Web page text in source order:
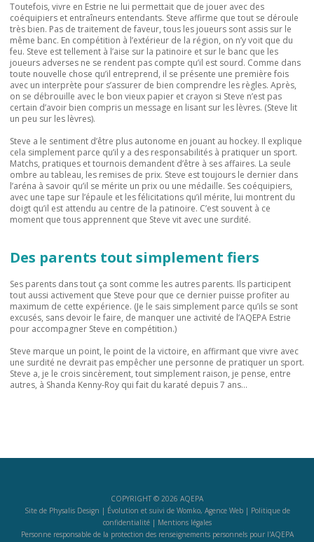
Toutefois, vivre en Estrie ne lui permettait que de jouer avec des
coéquipiers et entraîneurs entendants. Steve affirme que tout se déroule
très bien. Pas de traitement de faveur, tous les joueurs sont assis sur le
même banc. En compétition à l’extérieur de la région, on n’y voit que du
feu. Steve est tellement à l’aise sur la patinoire et sur le banc que les
joueurs adverses ne se rendent pas compte qu’il est sourd. Comme dans
toute nouvelle chose qu’il entreprend, il se présente une première fois
avec un interprète pour s’assurer de bien comprendre les règles. Après,
on se débrouille avec le bon vieux papier et crayon si Steve n’est pas
certain d’avoir bien compris un message en lisant sur les lèvres. (Steve lit
un peu sur les lèvres).
Steve a le sentiment d’être plus autonome en jouant au hockey. Il explique
cela simplement parce qu’il y a des responsabilités à pratiquer un sport.
Matchs, pratiques et tournois demandent d’être à ses affaires. La seule
ombre au tableau, les remises de prix. Steve est toujours le dernier dans
l’aréna à savoir qu’il se mérite un prix ou une médaille. Ses coéquipiers,
avec une tape sur l’épaule et les félicitations qu’il mérite, lui montrent du
doigt qu’il est attendu au centre de la patinoire. C’est souvent à ce
moment que tous apprennent que Steve vit avec une surdité.
Des parents tout simplement fiers
Ses parents dans tout ça sont comme les autres parents. Ils participent
tout aussi activement que Steve pour que ce dernier puisse profiter au
maximum de cette expérience. (Je le sais simplement parce qu’ils se sont
excusés, sans devoir le faire, de manquer une activité de l’AQEPA Estrie
pour accompagner Steve en compétition.)
Steve marque un point, le point de la victoire, en affirmant que vivre avec
une surdité ne devrait pas empêcher une personne de pratiquer un sport.
Steve a, je le crois sincèrement, tout simplement raison, je pense, entre
autres, à Shanda Kenny-Roy qui fait du karaté depuis 7 ans…
COPYRIGHT © 2026 AQEPA
Site de Physalis Design | Évolution et suivi de Womko, Agence Web| Politique de
confidentialité| Mentions légales
Personne responsable de la protection des renseignements personnels pour l'AQEPA